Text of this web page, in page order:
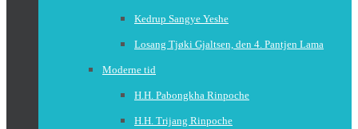
Kedrup Sangye Yeshe
Losang Tjøki Gjaltsen, den 4. Pantjen Lama
Moderne tid
H.H. Pabongkha Rinpoche
H.H. Trijang Rinpoche